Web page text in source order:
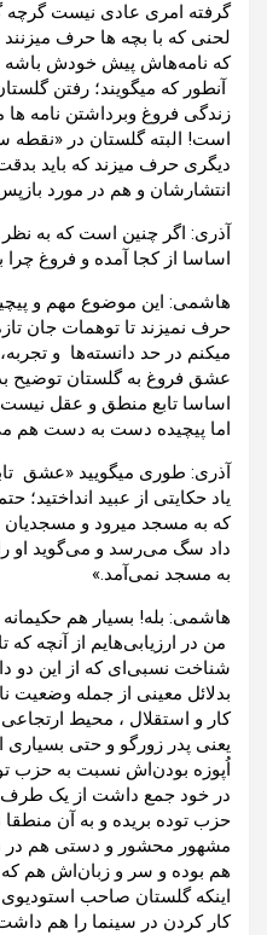
گرفته امری عادی نیست گرچه
لحنی که با بچه ها حرف
که نامه‌هاش پیش خودش باشه
آنطور که میگویند؛ رفتن
زندگی فروغ وبرداشتن نامه
است! البته گلستان در «نقطه
دیگری حرف میزند که باید
انتشارشان و هم در مورد
آذری: اگر چنین است که به
اساسا از کجا آمده و فروغ
هاشمی: این موضوع مهم و
حرف نمیزند تا توهمات جان
میکنم در حد دانسته‌ها و تجربه‌،
عشق فروغ به گلستان توضیح
اساسا تابع منطق و عقل
اما پیچیده دست به دست هم
آذری: طوری میگویید «عشق
یاد حکایتی از عبید
که به مسجد میرود و مسجدیان
داد سگ می‌رسد و می‌گوید او
به مسجد نمی‌آمد.»
هاشمی: بله! بسیار هم
من در ارزیابی‌هایم از آنچه که
شناخت نسبی‌ای که از این دو
بدلائل معینی از جمله
کار و استقلال ، محیط
یعنی پدر زورگو و حتی
اُپوزه بودن‌اش نسبت به حزب
در خود جمع داشت از یک طرف
حزب توده بریده و به آن منطقا
مشهور محشور و دستی هم در
هم بوده و سر و زبان‌اش هم
اینکه گلستان صاحب
کار کردن در سینما را هم